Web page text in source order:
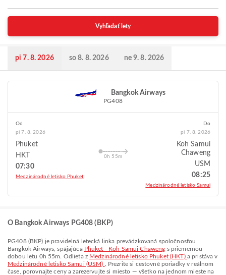
Vyhľadať lety
pi 7. 8. 2026 so 8. 8. 2026 ne 9. 8. 2026
Bangkok Airways
PG408
Od
pi 7. 8. 2026
Phuket
HKT
07:30
Medzinárodné letisko Phuket
0h 55m
Do
pi 7. 8. 2026
Koh Samui
Chaweng
USM
08:25
Medzinárodné letisko Samui
O Bangkok Airways PG408 (BKP)
PG408(BKP) je pravidelná letecká linka prevádzkovaná spoločnosťou
Bangkok Airways , spájajúca Phuket - Koh Samui Chaweng s priemernou
dobou letu 0h 55m . Odlieta z Medzinárodné letisko Phuket (HKT) a pristáva v
Medzinárodné letisko Samui (USM)
. Prezrite si cestovné poriadky v reálnom
čase, porovnajte ceny a zarezervujte si miesto — všetko na jednom mieste na